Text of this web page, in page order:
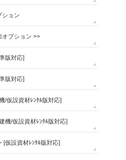
ション
オプション >>
版対応]
版対応]
/仮設資材ﾚﾝﾀﾙ版対応]
機/仮設資材ﾚﾝﾀﾙ版対応]
[仮設資材ﾚﾝﾀﾙ版対応]